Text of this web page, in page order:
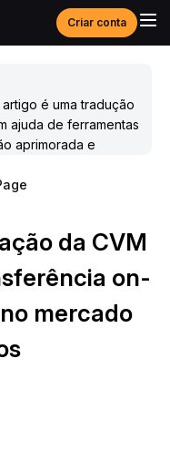
Criar conta
é uma tradução
ajuda de ferramentas
aprimorada e
da CVM
on-
mercado